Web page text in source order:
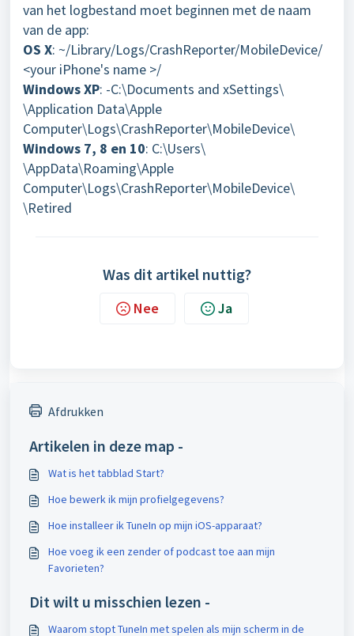
van het logbestand moet beginnen met de naam
van de app:
OS X: ~/Library/Logs/CrashReporter/MobileDevice/
<your iPhone's name >/
Windows XP: -C:\Documents and xSettings\
\Application Data\Apple
Computer\Logs\CrashReporter\MobileDevice\
Windows 7, 8 en 10: C:\Users\
\AppData\Roaming\Apple
Computer\Logs\CrashReporter\MobileDevice\
\Retired
Was dit artikel nuttig?
Nee Ja
Afdrukken
Artikelen in deze map -
Wat is het tabblad Start?
Hoe bewerk ik mijn profielgegevens?
Hoe installeer ik TuneIn op mijn iOS-apparaat?
Hoe voeg ik een zender of podcast toe aan mijn
Favorieten?
Dit wilt u misschien lezen -
Waarom stopt TuneIn met spelen als mijn scherm in de